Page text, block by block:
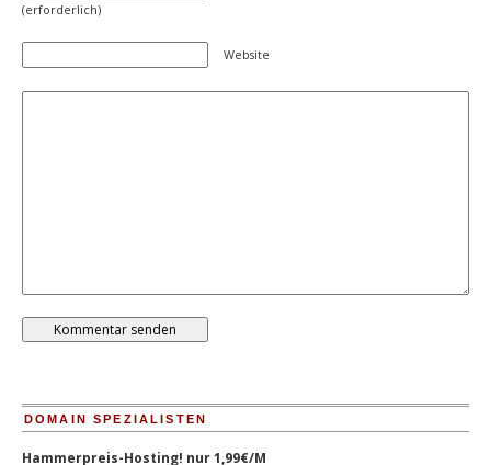
(erforderlich)
Website
DOMAIN SPEZIALISTEN
Hammerpreis-Hosting! nur 1,99€/M